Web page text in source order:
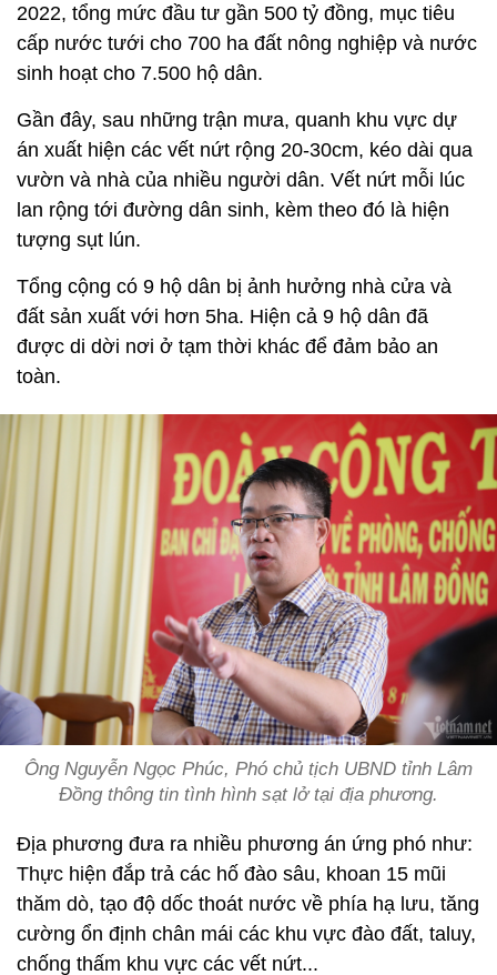
2022, tổng mức đầu tư gần 500 tỷ đồng, mục tiêu
cấp nước tưới cho 700 ha đất nông nghiệp và nước
sinh hoạt cho 7.500 hộ dân.
Gần đây, sau những trận mưa, quanh khu vực dự
án xuất hiện các vết nứt rộng 20-30cm, kéo dài qua
vườn và nhà của nhiều người dân. Vết nứt mỗi lúc
lan rộng tới đường dân sinh, kèm theo đó là hiện
tượng sụt lún.
Tổng cộng có 9 hộ dân bị ảnh hưởng nhà cửa và
đất sản xuất với hơn 5ha. Hiện cả 9 hộ dân đã
được di dời nơi ở tạm thời khác để đảm bảo an
toàn.
Ông Nguyễn Ngọc Phúc, Phó chủ tịch UBND tỉnh Lâm
Đồng thông tin tình hình sạt lở tại địa phương.
Địa phương đưa ra nhiều phương án ứng phó như:
Thực hiện đắp trả các hố đào sâu, khoan 15 mũi
thăm dò, tạo độ dốc thoát nước về phía hạ lưu, tăng
cường ổn định chân mái các khu vực đào đất, taluy,
chống thấm khu vực các vết nứt...